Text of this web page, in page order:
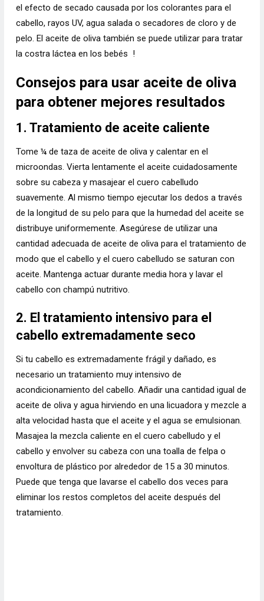
el efecto de secado causada por los colorantes para el
cabello, rayos UV, agua salada o secadores de cloro y de
pelo. El aceite de oliva también se puede utilizar para tratar
la costra láctea en los bebés !
Consejos para usar aceite de oliva
para obtener mejores resultados
1. Tratamiento de aceite caliente
Tome ¼ de taza de aceite de oliva y calentar en el
microondas. Vierta lentamente el aceite cuidadosamente
sobre su cabeza y masajear el cuero cabelludo
suavemente. Al mismo tiempo ejecutar los dedos a través
de la longitud de su pelo para que la humedad del aceite se
distribuye uniformemente. Asegúrese de utilizar una
cantidad adecuada de aceite de oliva para el tratamiento de
modo que el cabello y el cuero cabelludo se saturan con
aceite. Mantenga actuar durante media hora y lavar el
cabello con champú nutritivo.
2. El tratamiento intensivo para el
cabello extremadamente seco
Si tu cabello es extremadamente frágil y dañado, es
necesario un tratamiento muy intensivo de
acondicionamiento del cabello. Añadir una cantidad igual de
aceite de oliva y agua hirviendo en una licuadora y mezcle a
alta velocidad hasta que el aceite y el agua se emulsionan.
Masajea la mezcla caliente en el cuero cabelludo y el
cabello y envolver su cabeza con una toalla de felpa o
envoltura de plástico por alrededor de 15 a 30 minutos.
Puede que tenga que lavarse el cabello dos veces para
eliminar los restos completos del aceite después del
tratamiento.